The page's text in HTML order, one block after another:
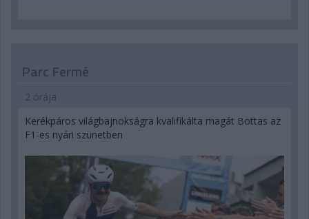
Parc Fermé
2 órája
Kerékpáros világbajnokságra kvalifikálta magát Bottas az
F1-es nyári szünetben